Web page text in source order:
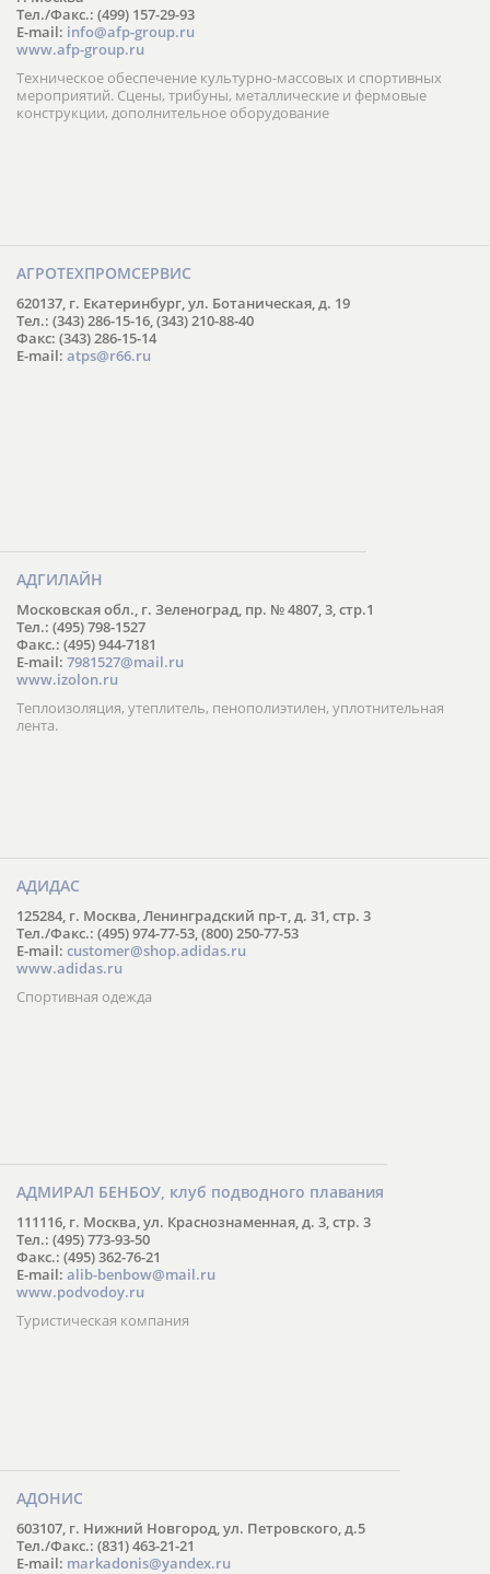
Тел./Факс.: (499) 157-29-93
E-mail: info@afp-group.ru
www.afp-group.ru
Техническое обеспечение культурно-массовых и спортивных
мероприятий. Сцены, трибуны, металлические и фермовые
конструкции, дополнительное оборудование
АГРОТЕХПРОМСЕРВИС
620137, г. Екатеринбург, ул. Ботаническая, д. 19
Тел.: (343) 286-15-16, (343) 210-88-40
Факс: (343) 286-15-14
E-mail: atps@r66.ru
АДГИЛАЙН
Московская обл., г. Зеленоград, пр. № 4807, 3, стр.1
Тел.: (495) 798-1527
Факс.: (495) 944-7181
E-mail: 7981527@mail.ru
www.izolon.ru
Теплоизоляция, утеплитель, пенополиэтилен, уплотнительная
лента.
АДИДАС
125284, г. Москва, Ленинградский пр-т, д. 31, стр. 3
Тел./Факс.: (495) 974-77-53, (800) 250-77-53
E-mail: customer@shop.adidas.ru
www.adidas.ru
Спортивная одежда
АДМИРАЛ БЕНБОУ, клуб подводного плавания
111116, г. Москва, ул. Краснознаменная, д. 3, стр. 3
Тел.: (495) 773-93-50
Факс.: (495) 362-76-21
E-mail: alib-benbow@mail.ru
www.podvodoy.ru
Туристическая компания
АДОНИС
603107, г. Нижний Новгород, ул. Петровского, д.5
Тел./Факс.: (831) 463-21-21
E-mail: markadonis@yandex.ru